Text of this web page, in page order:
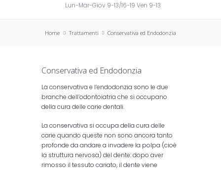
Lun-Mar-Giov 9-13/16-19 Ven 9-13
Home Trattamenti Conservativa ed Endodonzia
Conservativa ed Endodonzia
La conservativa e l’endodonzia sono le due
branche dell’odontoiatria che si occupano
della cura delle carie dentali.
La conservativa si occupa della cura delle
carie quando queste non sono ancora tanto
profonde da andare a invadere la polpa (cioè
la struttura nervosa) del dente: dopo aver
rimosso il tessuto cariato, il dente viene